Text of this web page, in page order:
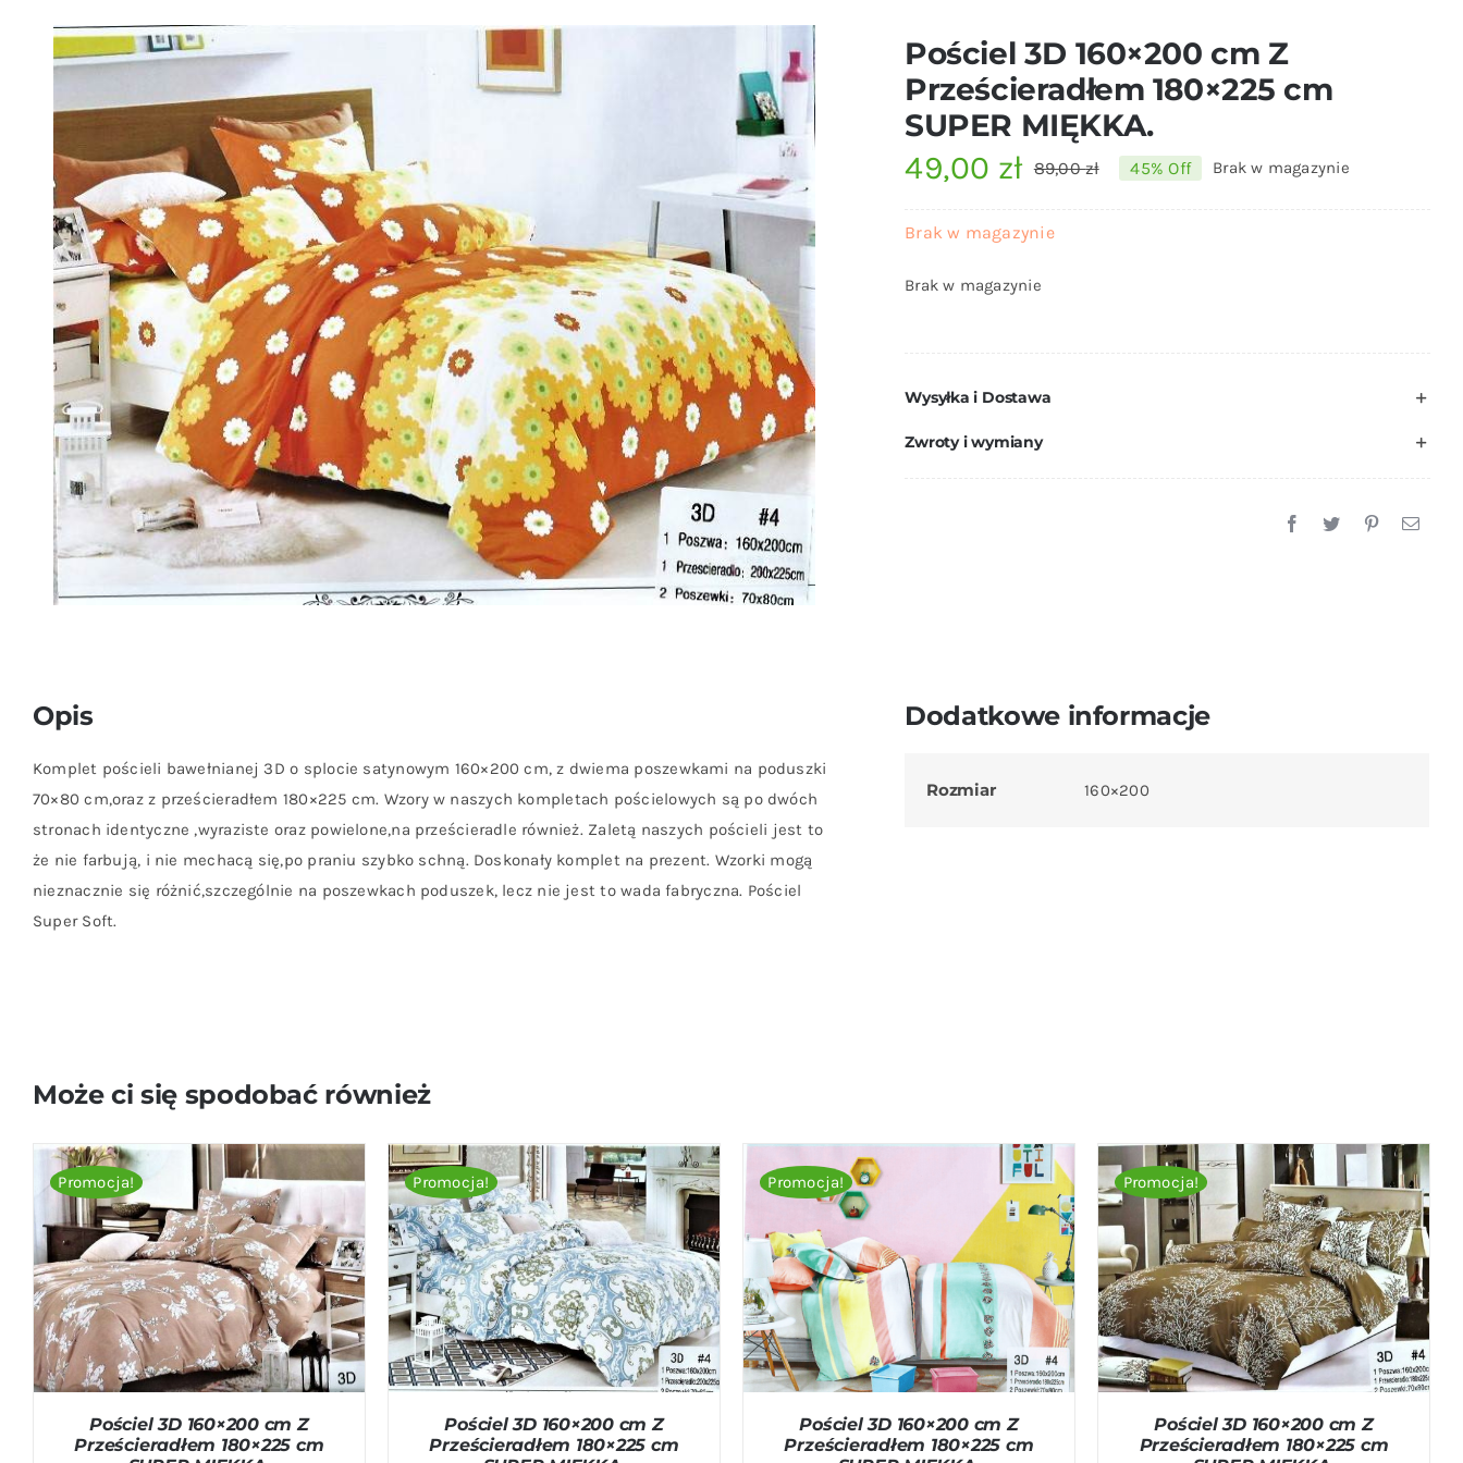
Pościel 3D 160×200 cm Z
Prześcieradłem 180×225 cm
SUPER MIĘKKA.
89,00złPierwotna
49,00 zł
Aktualna
45% Off Brak w magazynie
Brak w magazynie
Brak w magazynie
Wysyłka i Dostawa
Zwroty i wymiany
Opis
Komplet pościeli bawełnianej 3D o splocie satynowym 160×200 cm, z dwiema poszewkami na poduszki
70×80 cm,oraz z prześcieradłem 180×225 cm. Wzory w naszych kompletach pościelowych są po dwóch
stronach identyczne ,wyraziste oraz powielone,na prześcieradle również. Zaletą naszych pościeli jest to
że nie farbują, i nie mechacą się,po praniu szybko schną. Doskonały komplet na prezent. Wzorki mogą
nieznacznie się różnić,szczególnie na poszewkach poduszek, lecz nie jest to wada fabryczna. Pościel
Super Soft.
Dodatkowe informacje
Rozmiar 160×200
Może ci się spodobać również
Promocja!
DODAJ DO KOSZYKA / QUICK VIEW
Pościel 3D 160×200 cm Z
Prześcieradłem 180×225 cm
Promocja!
DODAJ DO KOSZYKA / QUICK VIEW
Pościel 3D 160×200 cm Z
Prześcieradłem 180×225 cm
Promocja!
DODAJ DO KOSZYKA / QUICK VIEW
Pościel 3D 160×200 cm Z
Prześcieradłem 180×225 cm
Promocja!
DODAJ DO KOSZYKA / QUICK VIEW
Pościel 3D 160×200 cm Z
Prześcieradłem 180×225 cm